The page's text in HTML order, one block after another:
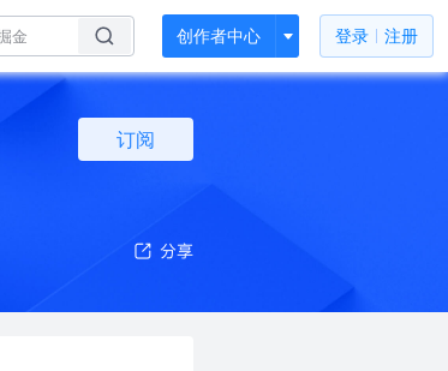
创作者中心 登录 注册
订阅